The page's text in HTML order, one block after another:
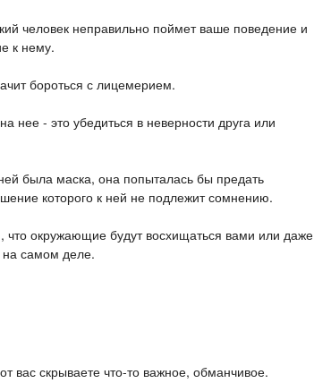
человек неправильно поймет ваше поведение и
к нему.
бороться с лицемерием.
нее - это убедиться в неверности друга или
была маска, она попыталась бы предать
которого к ней не подлежит сомнению.
что окружающие будут восхищаться вами или даже
на самом деле.
вас скрываете что-то важное, обманчивое.